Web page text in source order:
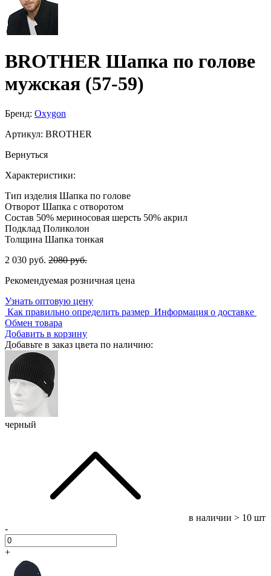
BROTHER Шапка по голове
мужская (57-59)
Бренд: Oxygon
Артикул: BROTHER
Вернуться
Характеристики:
Тип изделия Шапка по голове
Отворот Шапка с отворотом
Состав 50% мериносовая шерсть 50% акрил
Подклад Поликолон
Толщина Шапка тонкая
2 030 руб. 2080 руб.
Рекомендуемая розничная цена
Узнать оптовую цену
Как правильно определить размер Информация о доставке
Обмен товара
Добавить в корзину
Добавьте в заказ цвета по наличию:
черный
в наличии > 10 шт
-
+